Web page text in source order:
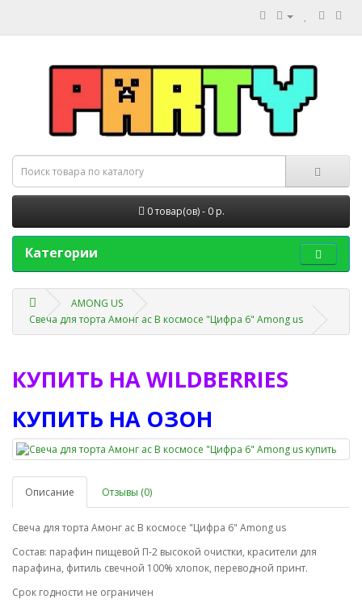
0 товар(ов) - 0 р.
Категории
AMONG US
Свеча для торта Амонг ас В космосе "Цифра 6" Among us
КУПИТЬ НА WILDBERRIES
КУПИТЬ НА ОЗОН
Описание Отзывы (0)
Свеча для торта Амонг ас В космосе "Цифра 6" Among us
Состав: парафин пищевой П-2 высокой очистки, красители для
парафина, фитиль свечной 100% хлопок, переводной принт.
Срок годности не ограничен